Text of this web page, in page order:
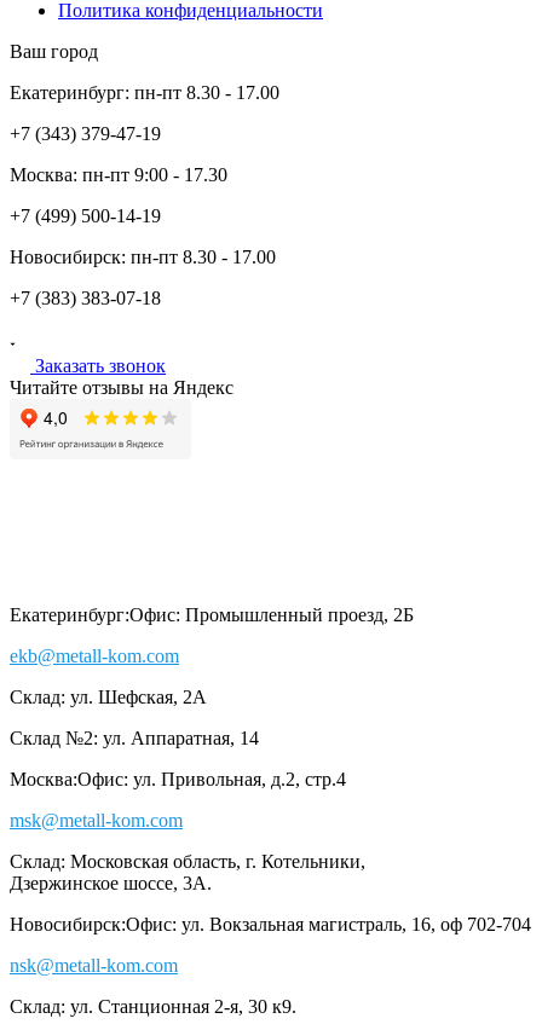
Политика конфиденциальности
Ваш город
Екатеринбург: пн-пт 8.30 - 17.00
+7 (343) 379-47-19
Москва: пн-пт 9:00 - 17.30
+7 (499) 500-14-19
Новосибирск: пн-пт 8.30 - 17.00
+7 (383) 383-07-18
Заказать звонок
Читайте отзывы на Яндекс
Екатеринбург:Офис: Промышленный проезд, 2Б
ekb@metall-kom.com
Склад: ул. Шефская, 2А
Склад №2: ул. Аппаратная, 14
Москва:Офис: ул. Привольная, д.2, стр.4
msk@metall-kom.com
Склад: Московская область, г. Котельники,
Дзержинское шоссе, 3А.
Новосибирск:Офис: ул. Вокзальная магистраль, 16, оф 702-704
nsk@metall-kom.com
Склад: ул. Станционная 2-я, 30 к9.